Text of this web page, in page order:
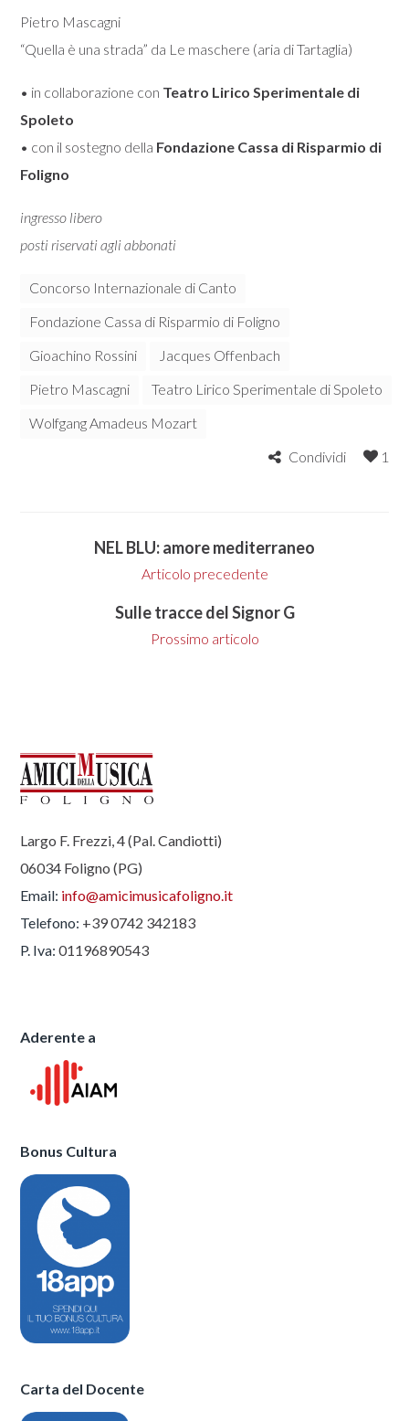
Pietro Mascagni
“Quella è una strada” da Le maschere (aria di Tartaglia)
• in collaborazione con Teatro Lirico Sperimentale di
Spoleto
• con il sostegno della Fondazione Cassa di Risparmio di
Foligno
ingresso libero
posti riservati agli abbonati
Concorso Internazionale di Canto
Fondazione Cassa di Risparmio di Foligno
Gioachino Rossini
Jacques Offenbach
Pietro Mascagni
Teatro Lirico Sperimentale di Spoleto
Wolfgang Amadeus Mozart
Condividi
1
NEL BLU: amore mediterraneo
Articolo precedente
Sulle tracce del Signor G
Prossimo articolo
Largo F. Frezzi, 4 (Pal. Candiotti)
06034 Foligno (PG)
Email: info@amicimusicafoligno.it
Telefono: +39 0742 342183
P. Iva: 01196890543
Aderente a
Bonus Cultura
Carta del Docente